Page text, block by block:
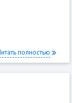
полностью